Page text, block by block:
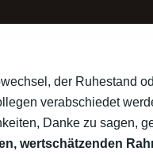
der Ruhestand
verabschiedet
Danke zu sagen,
wertschätzenden